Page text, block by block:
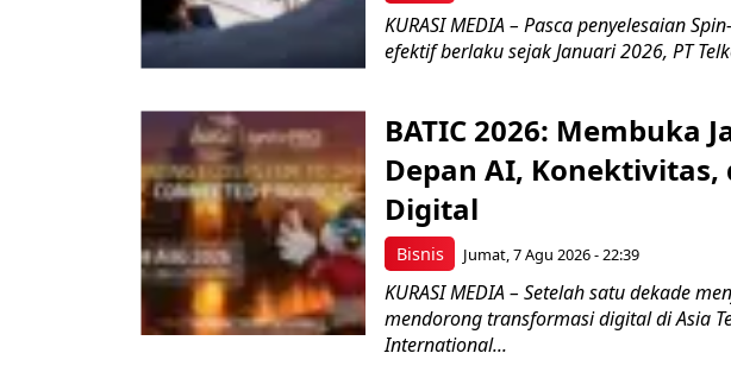
KURASI MEDIA – Pasca penyelesaian
efektif berlaku sejak Januari 2026, PT
Bisnis
BATIC 2026: Membuka
Depan AI,
Digital
Jumat, 7 Agu 2026 - 22:39
KURASI MEDIA – Setelah satu dekade
mendorong transformasi digital di Asia
International...